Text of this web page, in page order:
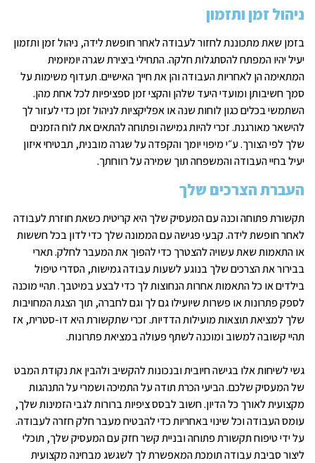
ניהול זמן ותזמון
בזמן שאת מתכוננת לחזור לעבודה לאחר חופשת לידה, ניהול זמן ותזמון
יעיל יהיו המפתח להסתגלות חלקה. התחילי ביצירת שגרה יומיומית
המתאימה הן לאחריות העבודה והן את חייך האישיים. תעדוף משימות על
סמך חשיבותן ומועדי היעד שלהן והקצי זמן ספציפיות לכל אחת מהן.
השתמשי בכלים כגון לוחות שנה או אפליקציות לניהול זמן כדי לעזור לך
להישאר מאורגנת. זכרי להיות גמישה ופתוחה להתאים את לוח הזמנים
שלך לפי הצורך. ע״י מיפוי יומך והקפדה על שגרה מובנית, תבטיחי איזון
יעיל בחיי העבודה והמשפחה תוך שמירה על רווחתך.
העברת הצרכים שלך
תקשורת פתוחה וכנה עם המעסיק שלך היא קריטית כשאת חוזרת לעבודה
לאחר חופשת לידה. קבעי פגישה עם הממונה שלך כדי לדון בכל חששות
או התאמות שאת עשויה להצטרך כדי להפוך את המעבר לחלק. תארי
בבירור את הצרכים שלך בנוגע לשעות עבודה גמישות, הסדרי טיפול
בילדים או כל התאמות אחרות הנחוצות לך כדי לבצע במיטבך. תהיי מוכנה
לספק פתרונות או פשרות שיועילו גם לך וגם לחברה, תוך הצגת המחויבות
שלך למציאת תוצאות מועילות הדדיות. זכרי שתקשורת היא דו-סטרית, אז
תהיי קשובה למשוב ומוכנה לשתף פעולה במציאת פתרונות.
גשי לשיחות אלו בגישה חיובית ובנכונות להקשיב ולהבין את נקודת המבט
של המעסיק שלכם. הביעי הכרת תודה על התמיכה ושמרי על התנהגות
מקצועית לאורך כל הדיון. חשוב לבסס ציפיות ברורות לגבי הזמינות שלך,
עומס העבודה וכל שינוי באחריות כדי להבטיח מעבר חלק חזרה לעבודה.
על ידי טיפוח תקשורת פתוחה ובניית קשר חזק עם המעסיק שלך, תוכלי
ליצור סביבת עבודה תומכת המאפשרת לך לשגשג מבחינה מקצועית